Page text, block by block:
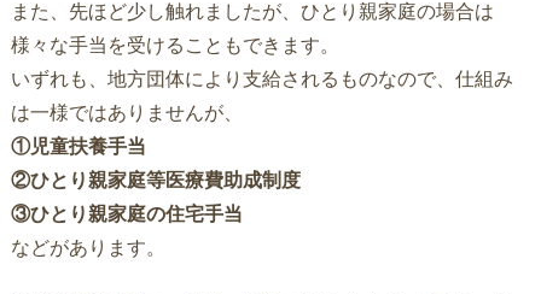
また、先ほど少し触れましたが、ひとり親家庭の場合は
様々な手当を受けることもできます。
いずれも、地方団体により支給されるものなので、仕組み
は一様ではありませんが、
①児童扶養手当
②ひとり親家庭等医療費助成制度
③ひとり親家庭の住宅手当
などがあります。